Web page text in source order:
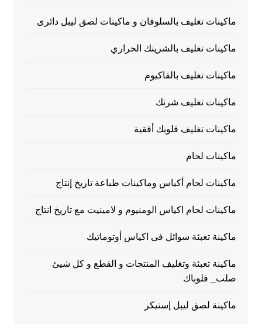
ماكينات تغليف بالسلوفان و ماكينات لصق ليبل دائرى
ماكينات تغليف بالشرينك الحراري
ماكينات تغليف بالفاكيوم
ماكينات تغليف شرنك
ماكينات تغليف فلوبك أفقية
ماكينات لحام
ماكينات لحام أكياس وماكينات طباعة تاريخ إنتاج
ماكينات لحام اكياس الومنيوم و لامينيت مع تاريخ انتاج
ماكينة تعبئة سوائل فى اكياس أوتوماتيك
ماكينة تعبئة وتغليف المنتجات و القطع و كل شيئ
صلب_ فلوباك
ماكينة لصق ليبل إستيكر